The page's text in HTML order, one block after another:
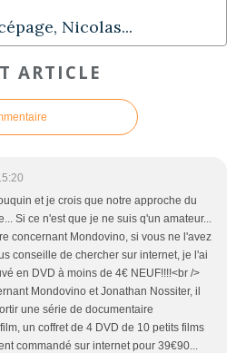
Nicolas...
ARTICLE
et je crois que notre approche du
Si ce n'est que je ne suis q'un amateur...
concernant Mondovino, si vous ne l'avez
conseille de chercher sur internet, je l'ai
en DVD à moins de 4€ NEUF!!!!<br />
Mondovino et Jonathan Nossiter, il
une série de documentaire
un coffret de 4 DVD de 10 petits films
commandé sur internet pour 39€90...